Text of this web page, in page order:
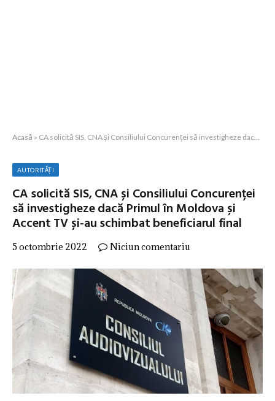
Acasă » CA solicită SIS, CNA și Consiliului Concurenței să investigheze dacă Primul în Moldova și Accent TV și-au schimbat beneficiarul final
AUTORITĂȚI
CA solicită SIS, CNA și Consiliului Concurenței
să investigheze dacă Primul în Moldova și
Accent TV și-au schimbat beneficiarul final
5 octombrie 2022 Niciun comentariu